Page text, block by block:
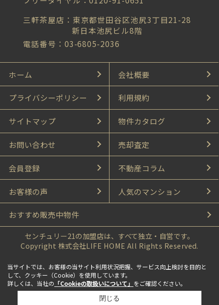
三軒茶屋店：東京都世田谷区池尻3丁目21-28
新日本池尻ビル8階
電話番号：03-6805-2036
ホーム 会社概要
プライバシーポリシー 利用規約
サイトマップ 物件カタログ
お問い合わせ 売却査定
会員登録 不動産コラム
お客様の声 人気のマンション
おすすめ販売中物件
センチュリー21の加盟店は、すべて独立・自営です。
Copyright 株式会社LIFE HOME All Rights Reserved.
当サイトでは、お客様の当サイト利用状況把握、サービス向上検討を目的と
して、クッキー（Cookie）を使用しています。
詳しくは、当社の 「Cookieの取扱いについて」 をご確認ください。
閉じる